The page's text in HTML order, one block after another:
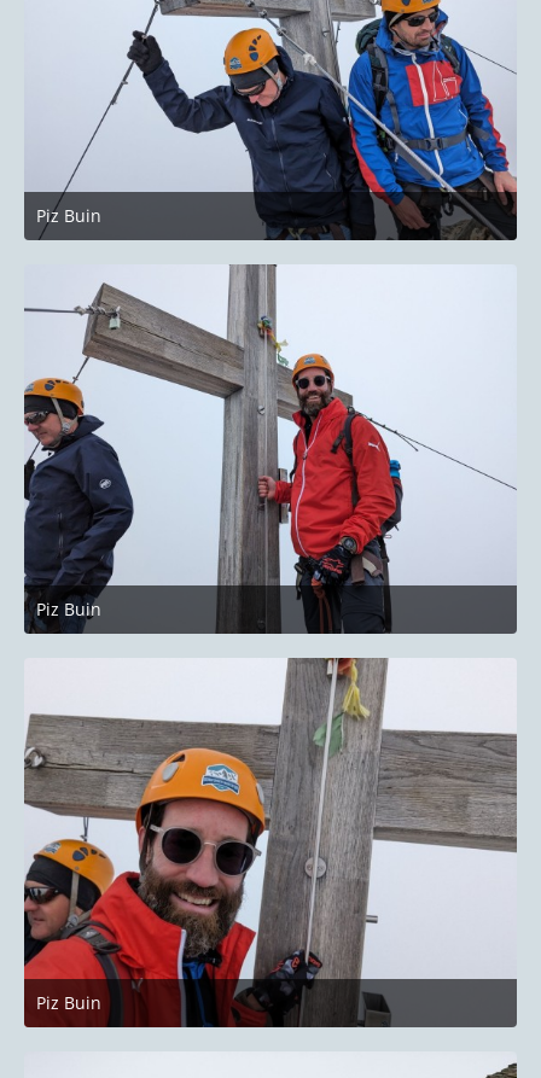
Piz Buin
27. Juni 2023 um 22:14
Piz Buin
27. Juni 2023 um 22:14
Piz Buin
27. Juni 2023 um 22:14